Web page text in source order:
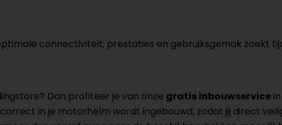
connectiviteit, prestaties en gebruiksgemak zoekt
Dan profiteer je van onze gratis inbouwservice
in je motorhelm wordt ingebouwd, zodat jij direct